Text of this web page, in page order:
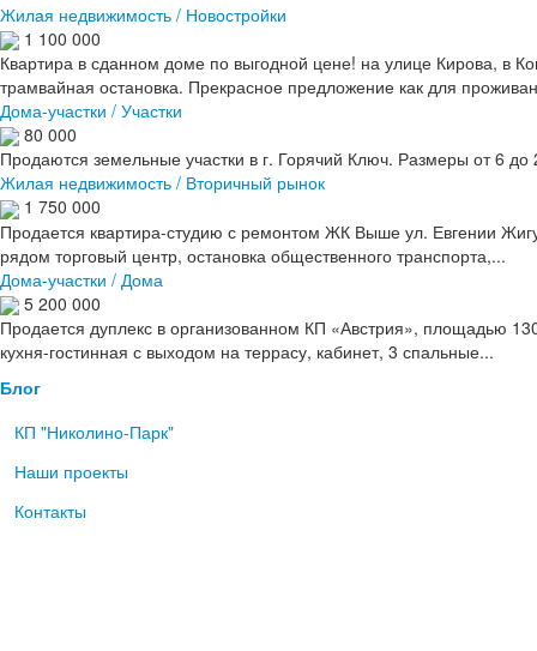
Жилая недвижимость / Новостройки
1 100 000
Квартира в сданном доме по выгодной цене! на улице Кирова, в
трамвайная остановка. Прекрасное предложение как для
Дома-участки / Участки
80 000
Продаются земельные участки в г. Горячий Ключ. Размеры от 6
Жилая недвижимость / Вторичный рынок
1 750 000
Продается квартира-студию с ремонтом ЖК Выше ул. Евгении
рядом торговый центр, остановка общественного транспорта,...
Дома-участки / Дома
5 200 000
Продается дуплекс в организованном КП «Австрия», площадью
кухня-гостинная с выходом на террасу, кабинет, 3 спальные...
Блог
КП "Николино-Парк"
Наши проекты
Контакты